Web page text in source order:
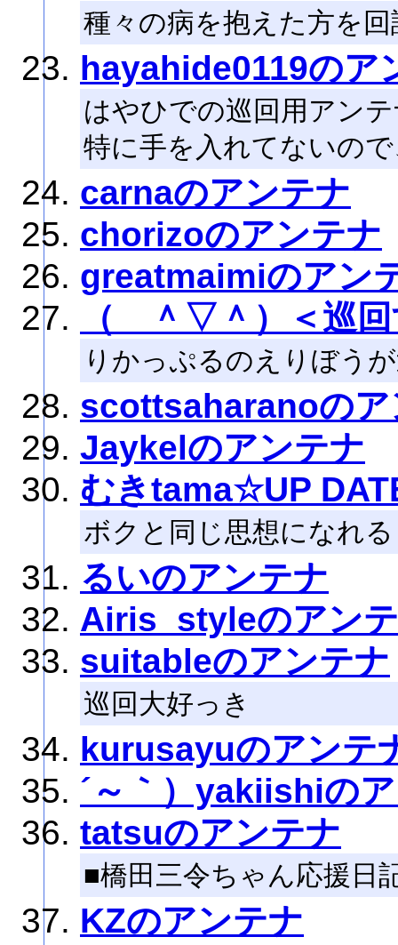
種々の病を抱えた方を
hayahide0119のア
はやひでの巡回用アン
特に手を入れてないの
carnaのアンテナ
chorizoのアンテナ
greatmaimiのアン
（ ＾▽＾）＜巡回
りかっぷるのえりぼう
scottsaharanoのア
Jaykelのアンテナ
むきtama☆UP
ボクと同じ思想になれ
るいのアンテナ
Airis_styleのアン
suitableのアンテナ
巡回大好っき
kurusayuのアンテ
´～｀）yakiishiの
tatsuのアンテナ
■橋田三令ちゃん応援日
KZのアンテナ